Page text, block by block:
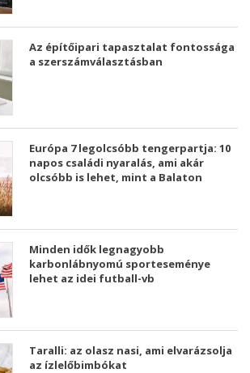
Az építőipari tapasztalat fontossága
a szerszámválasztásban
Európa 7 legolcsóbb tengerpartja: 10
napos családi nyaralás, ami akár
olcsóbb is lehet, mint a Balaton
Minden idők legnagyobb
karbonlábnyomú sporteseménye
lehet az idei futball-vb
Taralli: az olasz nasi, ami elvarázsolja
az ízlelőbimbókat